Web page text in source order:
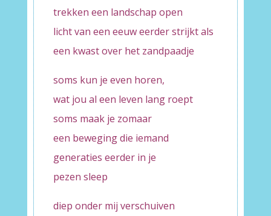
trekken een landschap open
licht van een eeuw eerder strijkt als
een kwast over het zandpaadje
soms kun je even horen,
wat jou al een leven lang roept
soms maak je zomaar
een beweging die iemand
generaties eerder in je
pezen sleep
diep onder mij verschuiven